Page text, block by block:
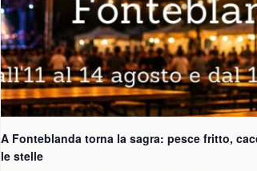
A Fonteblanda torna la sagra: pesce fritto,
le stelle